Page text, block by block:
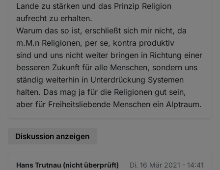
Lande zu stärken und das Prinzip Religion
aufrecht zu erhalten.
Warum das so ist, erschließt sich mir nicht, da
m.M.n Religionen, per se, kontra produktiv
sind und uns nicht weiter bringen in Richtung einer
besseren Zukunft für alle Menschen, sondern uns
ständig weiterhin in Unterdrückung Systemen
halten. Das mag ja für die Religionen gut sein,
aber für Freiheitsliebende Menschen ein Alptraum.
Diskussion anzeigen
Hans Trutnau (nicht überprüft) Di. 16 Mär 2021 - 14:41